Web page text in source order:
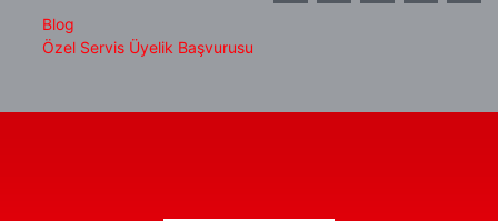
Blog
Özel Servis Üyelik Başvurusu